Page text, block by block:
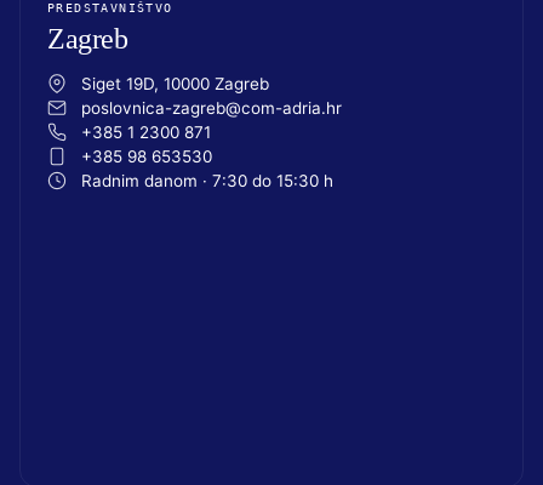
PREDSTAVNIŠTVO
Zagreb
Siget 19D, 10000 Zagreb
poslovnica-zagreb@com-adria.hr
+385 1 2300 871
+385 98 653530
Radnim danom · 7:30 do 15:30 h